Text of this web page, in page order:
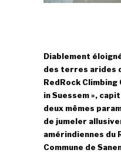
Diablement
des terres arides
RedRock Climbing
in Suessem »,
deux mêmes
de jumeler
amérindiennes du
Commune de